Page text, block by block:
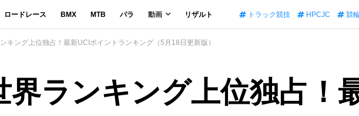
ロードレース BMX MTB パラ 動画 リザルト トラック競技 HPCJC 競
キング上位独占！最新UCIポイントランキング（5月18日更新版）
界ランキング上位独占！